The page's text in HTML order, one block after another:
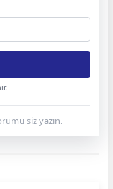
siz yazın.